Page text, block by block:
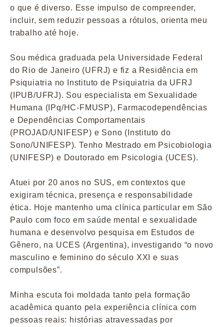
o que é diverso. Esse impulso de compreender,
incluir, sem reduzir pessoas a rótulos, orienta meu
trabalho até hoje.
Sou médica graduada pela Universidade Federal
do Rio de Janeiro (UFRJ) e fiz a Residência em
Psiquiatria no Instituto de Psiquiatria da UFRJ
(IPUB/UFRJ). Sou especialista em Sexualidade
Humana (IPq/HC-FMUSP), Farmacodependências
e Dependências Comportamentais
(PROJAD/UNIFESP) e Sono (Instituto do
Sono/UNIFESP). Tenho Mestrado em Psicobiologia
(UNIFESP) e Doutorado em Psicologia (UCES).
Atuei por 20 anos no SUS, em contextos que
exigiram técnica, presença e responsabilidade
ética. Hoje mantenho uma clínica particular em São
Paulo com foco em saúde mental e sexualidade
humana e desenvolvo pesquisa em Estudos de
Gênero, na UCES (Argentina), investigando “o novo
masculino e feminino do século XXI e suas
compulsões”.
Minha escuta foi moldada tanto pela formação
acadêmica quanto pela experiência clínica com
pessoas reais: histórias atravessadas por